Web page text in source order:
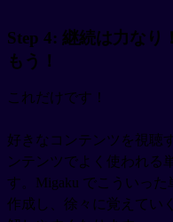
Step 4: 継続は力なり
もう！
これだけです！
好きなコンテンツを視聴
ンテンツでよく使われる
す。Migaku でこういっ
作成し、徐々に覚えてい